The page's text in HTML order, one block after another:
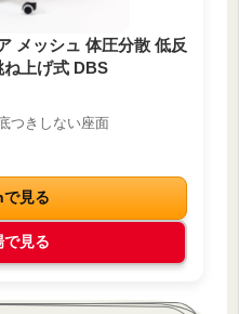
メッシュ 体圧分散 低反
上げ式 DBS
つきしない座面
見る
で見る